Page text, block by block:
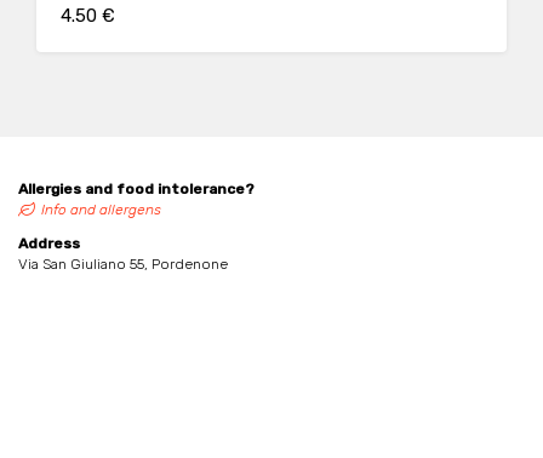
4.50 €
Allergies and food intolerance?
Info and allergens
Address
Via San Giuliano 55, Pordenone